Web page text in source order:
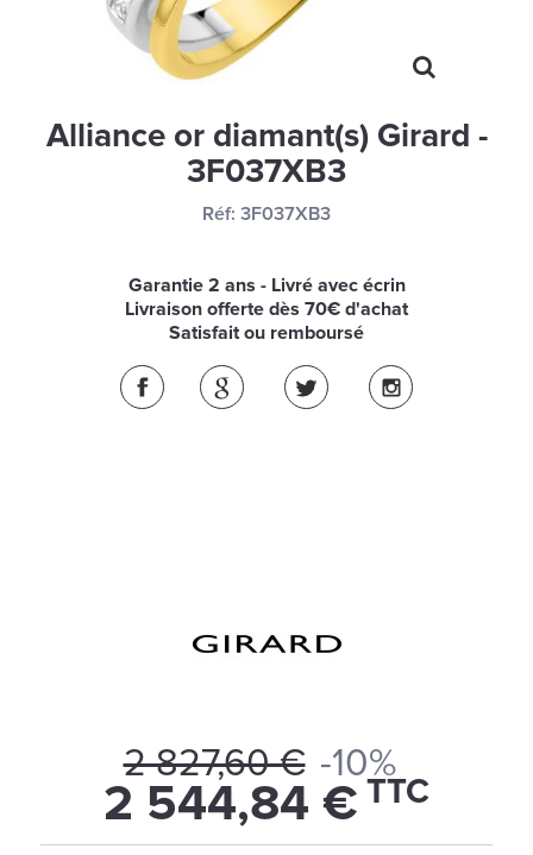
IDÉE CADEAUX
QUI SOMMES NOUS
Alliance or diamant(s) Girard -
3F037XB3
Réf: 3F037XB3
Garantie 2 ans - Livré avec écrin
Livraison offerte dès 70€ d'achat
Satisfait ou remboursé
2 827,60 € -10%
2 544,84 € TTC